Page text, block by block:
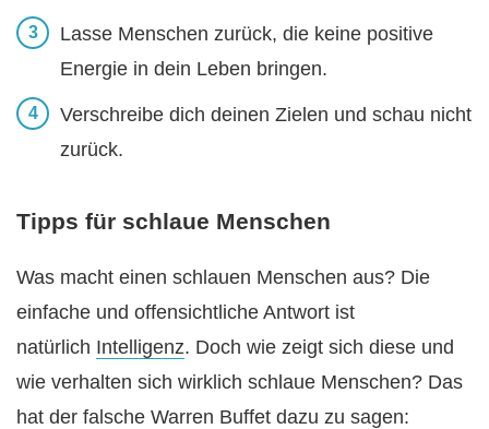
Lasse Menschen zurück, die keine positive
Energie in dein Leben bringen.
Verschreibe dich deinen Zielen und schau nicht
zurück.
Tipps für schlaue Menschen
Was macht einen schlauen Menschen aus? Die
einfache und offensichtliche Antwort ist
natürlich Intelligenz. Doch wie zeigt sich diese und
wie verhalten sich wirklich schlaue Menschen? Das
hat der falsche Warren Buffet dazu zu sagen: